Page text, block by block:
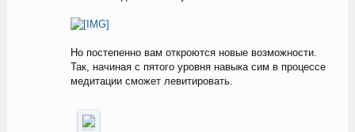
Но постепенно вам откроются новые возможности.
Так, начиная с пятого уровня навыка сим в процессе
медитации сможет левитировать.